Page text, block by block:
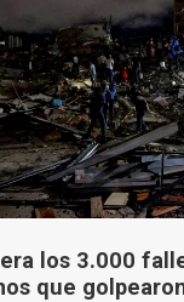
los 3.000
que